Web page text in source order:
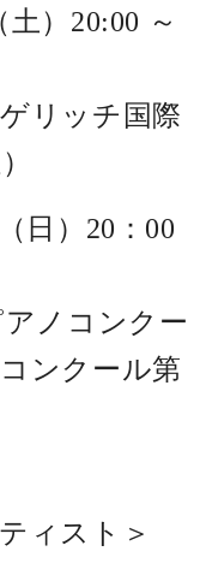
）20:00 ～
リッチ国際
日）20：00
ノコンクー
ンクール第
ィスト＞